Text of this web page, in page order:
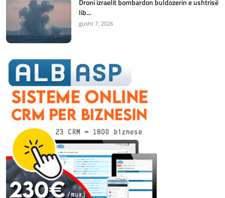
Droni izraelit bombardon buldozerin e ushtrisë
lib...
gusht 7, 2026